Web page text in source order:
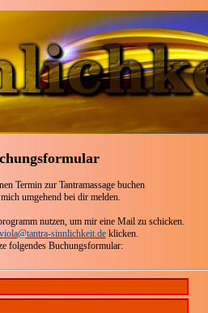
Termin zur Tantramassage buchen
umgehend bei dir melden.
nutzen, um mir eine Mail zu schicken.
viola@tantra-sinnlichkeit.deklicken.
folgendes Buchungsformular: